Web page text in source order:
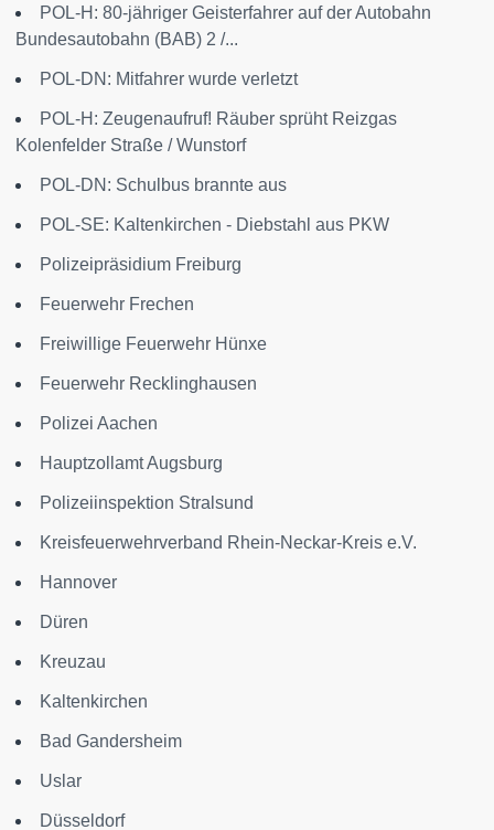
POL-H: 80-jähriger Geisterfahrer auf der Autobahn
Bundesautobahn (BAB) 2 /...
POL-DN: Mitfahrer wurde verletzt
POL-H: Zeugenaufruf! Räuber sprüht Reizgas
Kolenfelder Straße / Wunstorf
POL-DN: Schulbus brannte aus
POL-SE: Kaltenkirchen - Diebstahl aus PKW
Polizeipräsidium Freiburg
Feuerwehr Frechen
Freiwillige Feuerwehr Hünxe
Feuerwehr Recklinghausen
Polizei Aachen
Hauptzollamt Augsburg
Polizeiinspektion Stralsund
Kreisfeuerwehrverband Rhein-Neckar-Kreis e.V.
Hannover
Düren
Kreuzau
Kaltenkirchen
Bad Gandersheim
Uslar
Düsseldorf